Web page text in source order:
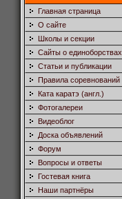
Главная страница
О сайте
Школы и секции
Сайты о единоборствах
Статьи и публикации
Правила соревнований
Ката каратэ (англ.)
Фотогалереи
Видеоблог
Доска объявлений
Форум
Вопросы и ответы
Гостевая книга
Наши партнёры